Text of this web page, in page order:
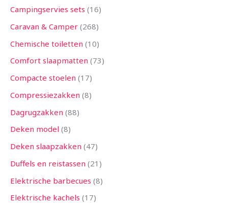
Campingservies sets 16
Caravan & Camper 268
Chemische toiletten 10
Comfort slaapmatten 73
Compacte stoelen 17
Compressiezakken 8
Dagrugzakken 88
Deken model 8
Deken slaapzakken 47
Duffels en reistassen 21
Elektrische barbecues 8
Elektrische kachels 17